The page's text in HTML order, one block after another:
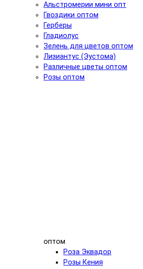
Альстромерии мини опт
Гвоздики оптом
Герберы
Гладиолус
Зелень для цветов оптом
Лизиантус (Эустома)
Различные цветы оптом
Розы оптом
оптом
Роза Эквадор
Розы Кения